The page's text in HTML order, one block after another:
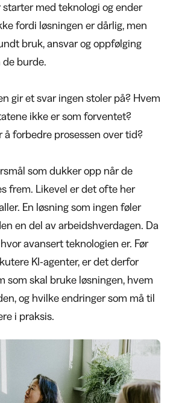
starter med teknologi og ender
fordi løsningen er dårlig, men
bruk, ansvar og oppfølging
burde.
gir et svar ingen stoler på? Hvem
ikke er som forventet?
å forbedre prosessen over tid?
som dukker opp når de
frem. Likevel er det ofte her
En løsning som ingen føler
en del av arbeidshverdagen. Da
avansert teknologien er. Før
KI-agenter, er det derfor
som skal bruke løsningen, hvem
og hvilke endringer som må til
i praksis.